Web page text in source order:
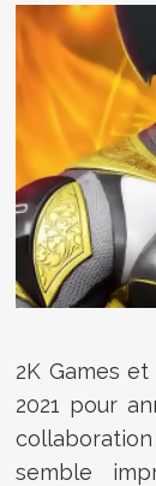
2K Games
2021 pour
semble